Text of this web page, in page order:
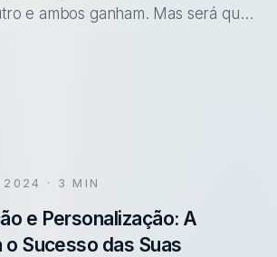
e ambos ganham. Mas será que
2024 · 3 MIN
e Personalização: A
o Sucesso das Suas